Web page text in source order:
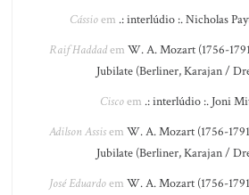
Cássioem .: interlúdio :. Nicholas
Raif Haddadem W. A. Mozart (1756-
Jubilate (Berliner, Karajan /
Ciscoem .: interlúdio :. Joni
Adilson Assisem W. A. Mozart (1756-
Jubilate (Berliner, Karajan /
José Eduardoem W. A. Mozart (1756-